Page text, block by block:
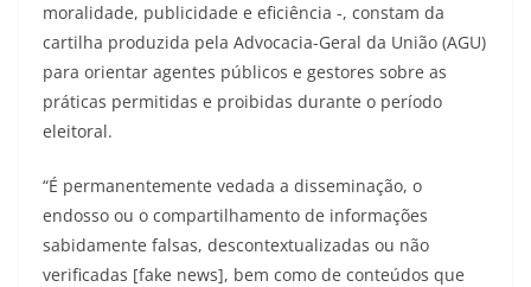
moralidade, publicidade e eficiência -, constam da
cartilha produzida pela Advocacia-Geral da União (AGU)
para orientar agentes públicos e gestores sobre as
práticas permitidas e proibidas durante o período
eleitoral.
“É permanentemente vedada a disseminação, o
endosso ou o compartilhamento de informações
sabidamente falsas, descontextualizadas ou não
verificadas [fake news], bem como de conteúdos que